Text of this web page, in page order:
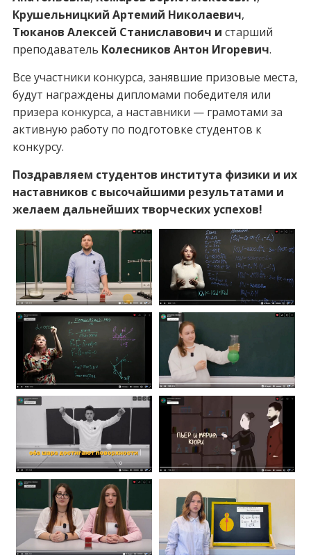
Крушельницкий Артемий Николаевич,
Тюканов Алексей Станиславович и старший
преподаватель Колесников Антон Игоревич.
Все участники конкурса, занявшие призовые места,
будут награждены дипломами победителя или
призера конкурса, а наставники — грамотами за
активную работу по подготовке студентов к
конкурсу.
Поздравляем студентов института физики и их
наставников с высочайшими результатами и
желаем дальнейших творческих успехов!